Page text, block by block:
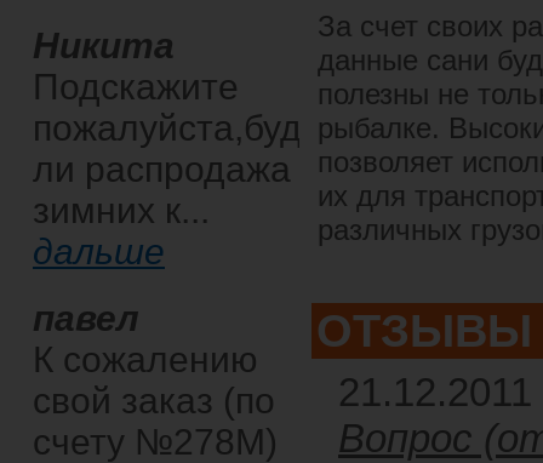
Никита
Подскажите
пожалуйста,будет
ли распродажа
зимних к...
дальше
павел
К сожалению
свой заказ (по
счету №278М)
За счет своих
данные сани
полезны не
рыбалке.
позволяет
их для
различных
ОТЗЫВЫ
Вопрос